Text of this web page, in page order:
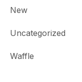
New
Uncategorized
Waffle